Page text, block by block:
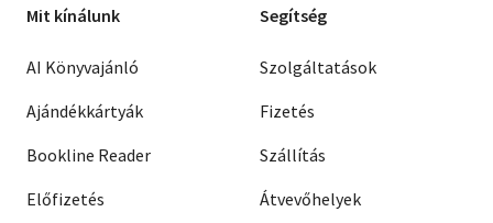
Mit kínálunk
AI Könyvajánló
Ajándékkártyák
Bookline Reader
Előfizetés
Segítség
Szolgáltatások
Fizetés
Szállítás
Átvevőhelyek